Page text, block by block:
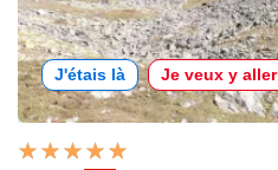
J'étais là Je veux y aller